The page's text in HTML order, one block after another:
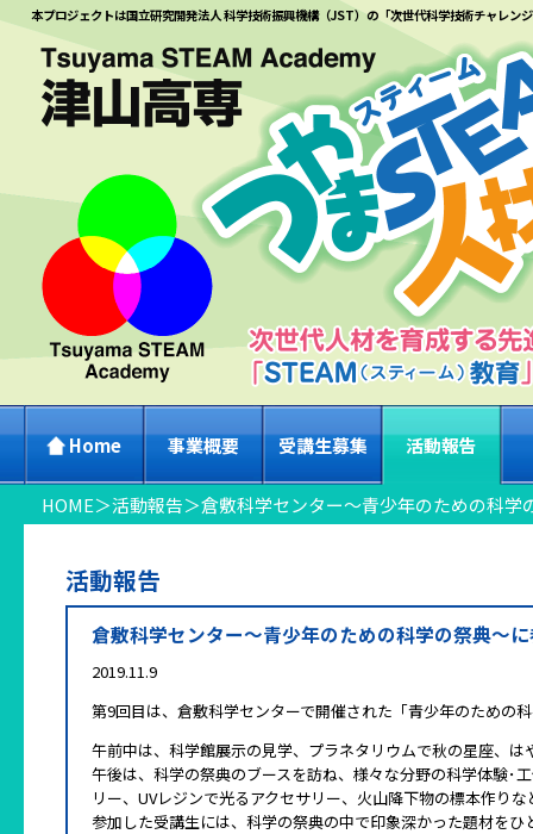
本プロジェクトは国立研究開発法人 科学技術振興機構（JST）の「次世代科学技術チャレン
Home 事業概要 受講生募集 活動報告
HOME＞活動報告＞倉敷科学センター～青少年のための科学
活動報告
倉敷科学センター～青少年のための科学の祭典～
2019.11.9
第9回目は、倉敷科学センターで開催された「青少年のための
午前中は、科学館展示の見学、プラネタリウムで秋の星座、
午後は、科学の祭典のブースを訪ね、様々な分野の科学体験･
リー、UVレジンで光るアクセサリー、火山降下物の標本作り
参加した受講生には、科学の祭典の中で印象深かった題材を